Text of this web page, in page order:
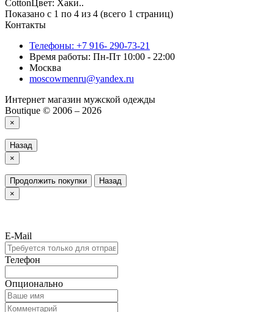
CottonЦвет: Хаки..
Показано с 1 по 4 из 4 (всего 1 страниц)
Контакты
Телефоны: +7 916- 290-73-21
Время работы: Пн-Пт 10:00 - 22:00
Москва
moscowmenru@yandex.ru
Интернет магазин мужской одежды
Boutique © 2006 – 2026
×
Назад
×
Продолжить покупки
Назад
×
E-Mail
Телефон
Опционально